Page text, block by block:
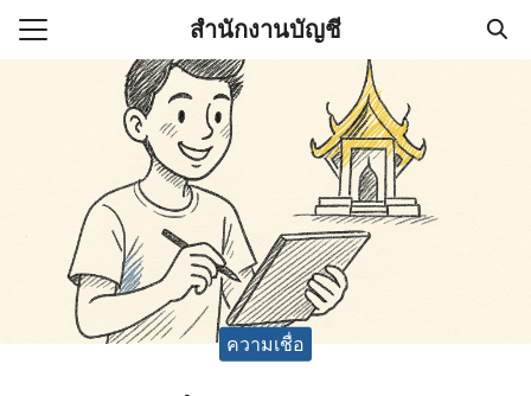
Skip
สำนักงานบัญชี
านบัญชี (Accounting
ช่วยสำคัญในการบริหาร
ความเชื่อ